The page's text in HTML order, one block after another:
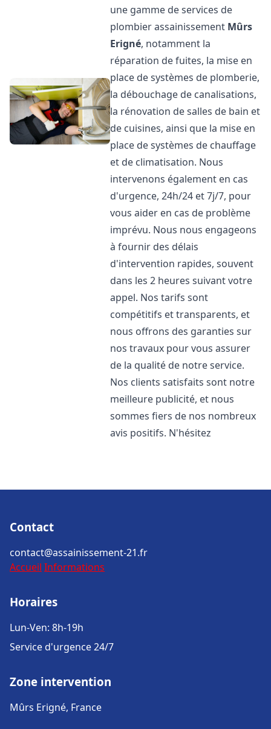
une gamme de services de
plombier assainissement Mûrs
Erigné, notamment la
réparation de fuites, la mise en
place de systèmes de plomberie,
la débouchage de canalisations,
la rénovation de salles de bain et
de cuisines, ainsi que la mise en
place de systèmes de chauffage
et de climatisation. Nous
intervenons également en cas
d'urgence, 24h/24 et 7j/7, pour
vous aider en cas de problème
imprévu. Nous nous engageons
à fournir des délais
d'intervention rapides, souvent
dans les 2 heures suivant votre
appel. Nos tarifs sont
compétitifs et transparents, et
nous offrons des garanties sur
nos travaux pour vous assurer
de la qualité de notre service.
Nos clients satisfaits sont notre
meilleure publicité, et nous
sommes fiers de nos nombreux
avis positifs. N'hésitez
Contact
contact@assainissement-21.fr
Accueil Informations
Horaires
Lun-Ven: 8h-19h
Service d'urgence 24/7
Zone intervention
Mûrs Erigné, France